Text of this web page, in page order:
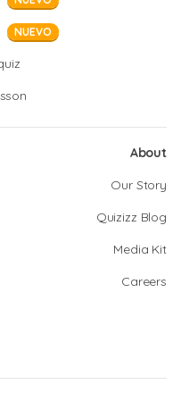
NUEVO
About
Our Story
Quizizz Blog
Media Kit
Careers